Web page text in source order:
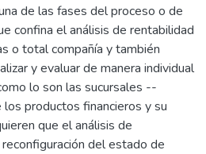
de las fases del proceso o de
confina el análisis de rentabilidad
o total compañía y también
y evaluar de manera individual
lo son las sucursales --
productos financieros y su
que el análisis de
del estado de